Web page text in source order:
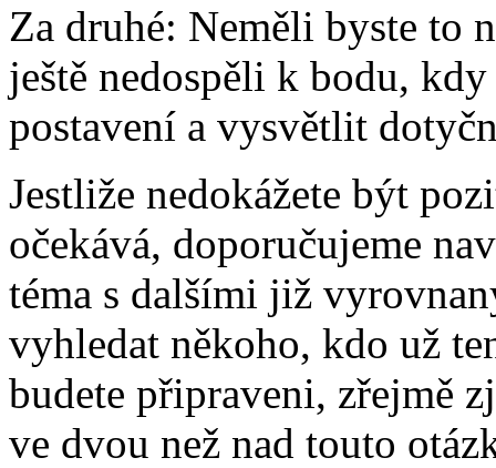
Za druhé: Neměli byste to
ještě nedospěli k bodu,
postavení a vysvětlit
Jestliže nedokážete být
očekává, doporučujeme
téma s dalšími již
vyhledat někoho, kdo už
budete připraveni, zřejmě
ve dvou než nad touto